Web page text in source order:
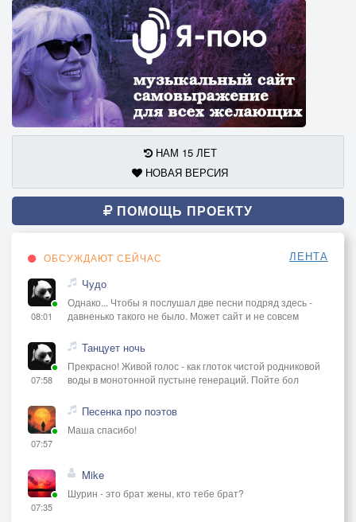
НАМ 15 ЛЕТ
НОВАЯ ВЕРСИЯ
ПОМОЩЬ ПРОЕКТУ
ОБСУЖДАЮТ СЕЙЧАС ЛЕНТА
08:01
Чудо
Однако... Чтобы я послушал две песни подряд здесь -
давненько такого не было. Может сайт и не совсем
07:58
Танцует ночь
Прекрасно! Живой голос - как глоток чистой родниковой
воды в монотонной пустыне генераций. Пойте бол
07:57
Песенка про поэтов
Маша спасибо!
07:35
Mike
Шурин - это брат жены, кто тебе брат?